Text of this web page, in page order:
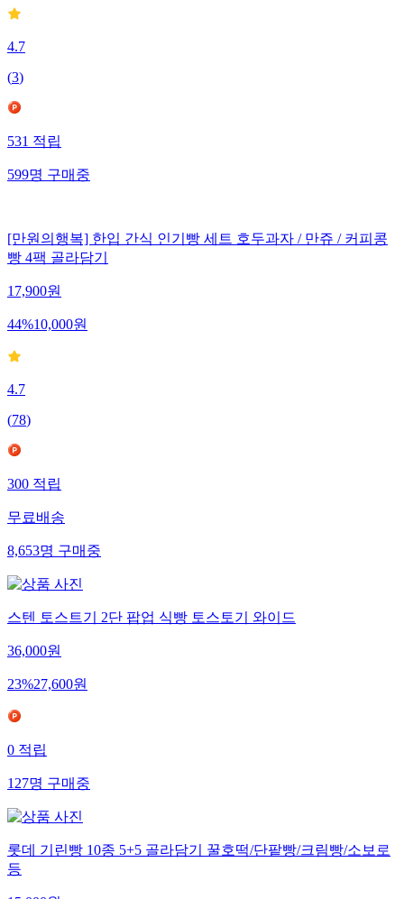
4.7
(3)
531적립
599명구매중
[만원의행복] 한입 간식 인기빵 세트 호두과자 / 만쥬 / 커피콩
빵 4팩 골라담기
17,900원
44%10,000원
4.7
(78)
300적립
무료배송
8,653명구매중
스텐 토스트기 2단 팝업 식빵 토스토기 와이드
36,000원
23%27,600원
0적립
127명구매중
롯데 기린빵 10종 5+5 골라담기 꿀호떡/단팥빵/크림빵/소보로
등